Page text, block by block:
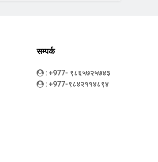
सम्पर्क
: +977- ९८६५७२५७४३
: +977-९८४२११४८९४